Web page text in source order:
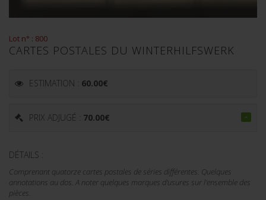
Lot n° : 800
CARTES POSTALES DU WINTERHILFSWERK
ESTIMATION : 60.00€
PRIX ADJUGÉ : 70.00€
DÉTAILS :
Comprenant quatorze cartes postales de séries différentes. Quelques
annotations au dos. A noter quelques marques d'usures sur l'ensemble des
pièces.